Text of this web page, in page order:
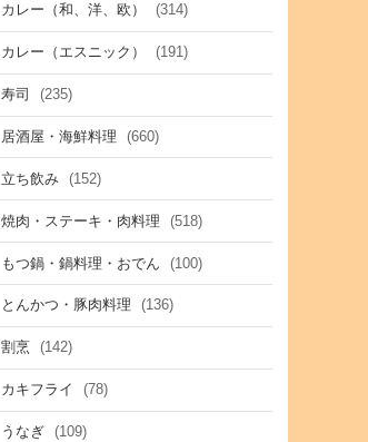
カレー（和、洋、欧） (314)
カレー（エスニック） (191)
寿司 (235)
居酒屋・海鮮料理 (660)
立ち飲み (152)
焼肉・ステーキ・肉料理 (518)
もつ鍋・鍋料理・おでん (100)
とんかつ・豚肉料理 (136)
割烹 (142)
カキフライ (78)
うなぎ (109)